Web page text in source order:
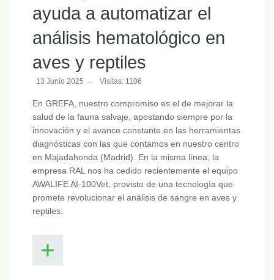
ayuda a automatizar el
análisis hematológico en
aves y reptiles
13 Junio 2025 Visitas: 1106
En GREFA, nuestro compromiso es el de mejorar la
salud de la fauna salvaje, apostando siempre por la
innovación y el avance constante en las herramientas
diagnósticas con las que contamos en nuestro centro
en Majadahonda (Madrid). En la misma línea, la
empresa RAL nos ha cedido recientemente el equipo
AWALIFE AI-100Vet, provisto de una tecnología que
promete revolucionar el análisis de sangre en aves y
reptiles.